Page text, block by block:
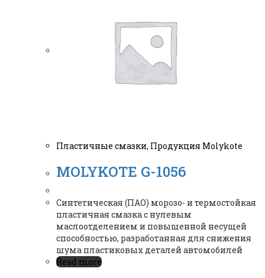
Пластичные смазки, Продукция Molykote
MOLYKOTE G-1056
Синтетическая (ПАО) морозо- и термостойкая
пластичная смазка с нулевым
маслоотделением и повышенной несущей
способностью, разработанная для снижения
шума пластиковых деталей автомобилей
Read more